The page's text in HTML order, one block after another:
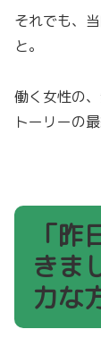
それでも、
と。
働く女性の
トーリーの
「
きま
力な